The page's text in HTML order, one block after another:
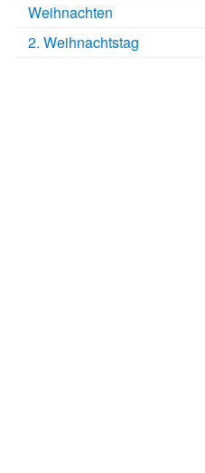
Weihnachten
2. Weihnachtstag